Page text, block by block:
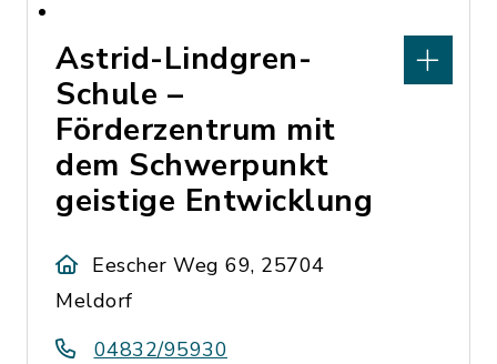
Astrid-Lindgren-
Schule –
Förderzentrum mit
dem Schwerpunkt
geistige Entwicklung
Eescher Weg 69, 25704
Meldorf
04832/95930